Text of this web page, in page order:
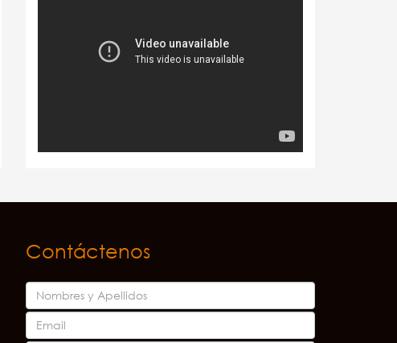
Contáctenos